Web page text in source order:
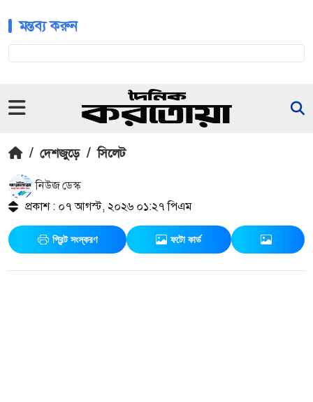
মন্তব্য করুন
/ দেশজুড়ে / সিলেট
নিউজ ডেস্ক
প্রকাশ : ০৭ আগস্ট, ২০২৬ ০১:২৭ পিএম
প্রিন্ট সংস্করণ ফটো কার্ড